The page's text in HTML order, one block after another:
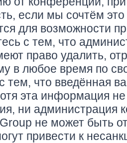
если мы сочтём
для возможности
с тем, что
право удалить,
в любое время по
тем, что введённая
эта информация
ни администрация
не может быть
привести к